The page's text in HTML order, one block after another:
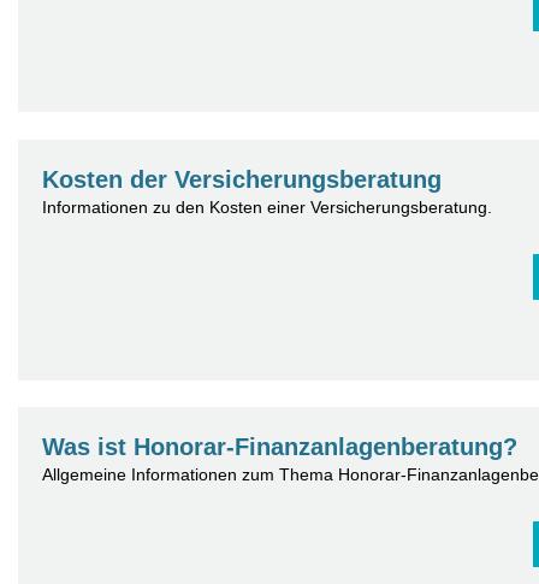
Kosten der Versicherungsberatung
Informationen zu den Kosten einer Versicherungsberatung.
Was ist Honorar-Finanzanlagenberatung?
Allgemeine Informationen zum Thema Honorar-